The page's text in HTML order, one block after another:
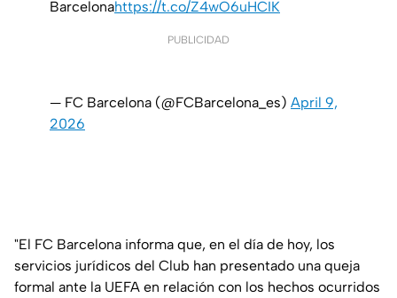
Barcelonahttps://t.co/Z4wO6uHCIK
PUBLICIDAD
— FC Barcelona (@FCBarcelona_es) April 9,
2026
"El FC Barcelona informa que, en el día de hoy, los
servicios jurídicos del Club han presentado una queja
formal ante la UEFA en relación con los hechos ocurridos